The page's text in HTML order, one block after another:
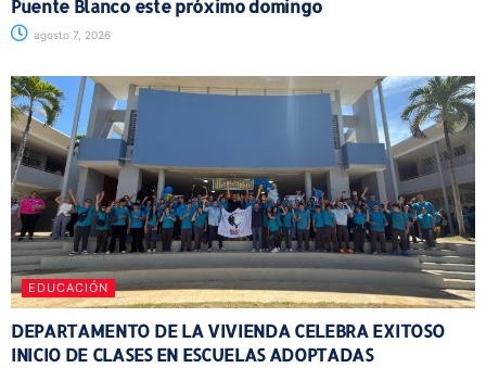
Puente Blanco este próximo domingo
agosto 7, 2026
EDUCACIÓN
DEPARTAMENTO DE LA VIVIENDA CELEBRA EXITOSO
INICIO DE CLASES EN ESCUELAS ADOPTADAS